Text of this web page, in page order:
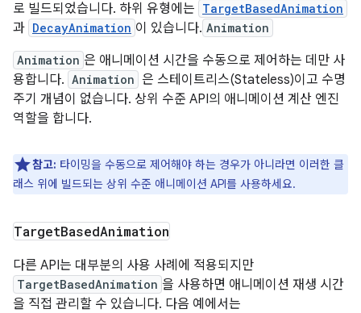
로 빌드되었습니다. 하위 유형에는 TargetBasedAnimation
과 DecayAnimation 이 있습니다. Animation
Animation 은 애니메이션 시간을 수동으로 제어하는 데만 사
용합니다. Animation 은 스테이트리스(Stateless)이고 수명
주기 개념이 없습니다. 상위 수준 API의 애니메이션 계산 엔진
역할을 합니다.
참고: 타이밍을 수동으로 제어해야 하는 경우가 아니라면 이러한 클
래스 위에 빌드되는 상위 수준 애니메이션 API를 사용하세요.
TargetBasedAnimation
다른 API는 대부분의 사용 사례에 적용되지만
TargetBasedAnimation 을 사용하면 애니메이션 재생 시간
을 직접 관리할 수 있습니다. 다음 예에서는